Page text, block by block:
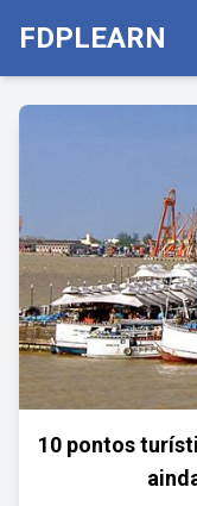
FDPLEARN
10 pontos